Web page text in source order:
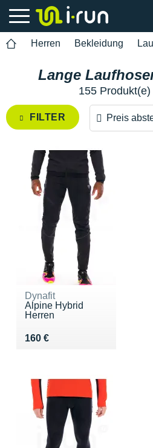
Herren Bekleidung
Lange
155
FILTER Preis
Preis
Dynafit
Alpine Hybrid
Herren
160 €
Vendu 160 €